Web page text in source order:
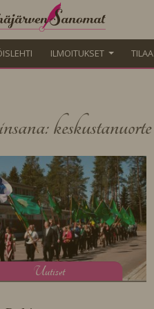
ILMOITUKSET
keskustanuorte
Uutiset